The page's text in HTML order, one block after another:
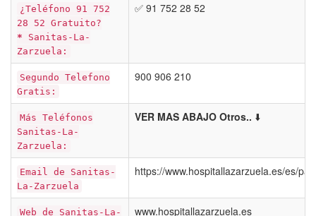
¿Teléfono 91 752
28 52 Gratuito?
* Sanitas-La-
Zarzuela:
✅ 91 752 28 52
Segundo Telefono
Gratis:
900 906 210
Más Teléfonos
Sanitas-La-
Zarzuela:
VER MAS ABAJO Otros.. ⬇️
Email de Sanitas-
La-Zarzuela
https://www.hospitallazarzuela.es/es/
Web de Sanitas-La- www.hospitallazarzuela.es